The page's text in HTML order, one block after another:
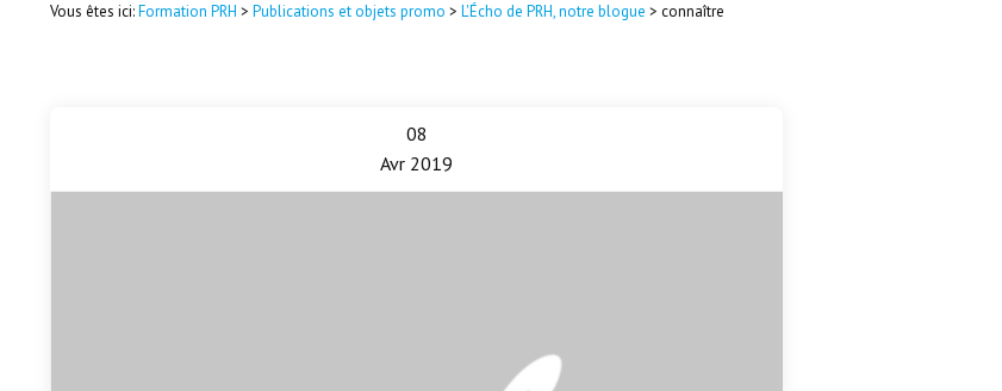
Vous êtes ici:Formation PRH > Publications et objets promo > L'Écho de PRH, notre blogue > connaître
08
Avr 2019